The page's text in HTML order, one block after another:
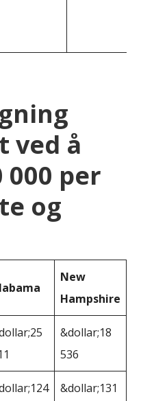
ved å
000 per
og
New
Hampshire
&dollar;18
536
&dollar;131